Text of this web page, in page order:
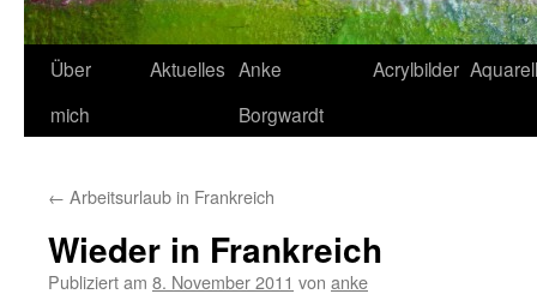
Zum
Inhalt
Über
mich
Aktuelles Anke
Borgwardt
Acrylbilder
← Arbeitsurlaub in Frankreich
Wieder in Frankreich
Publiziert am 8. November 2011 von anke